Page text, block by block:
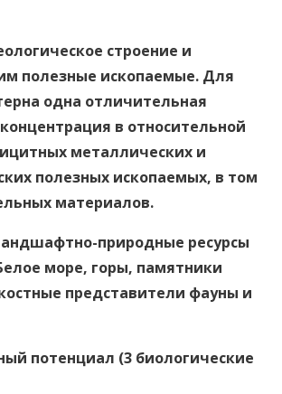
строение и
полезные ископаемые. Для
одна отличительная
в относительной
металлических и
полезных ископаемых, в том
материалов.
природные ресурсы
море, горы, памятники
представители фауны и
потенциал (3 биологические